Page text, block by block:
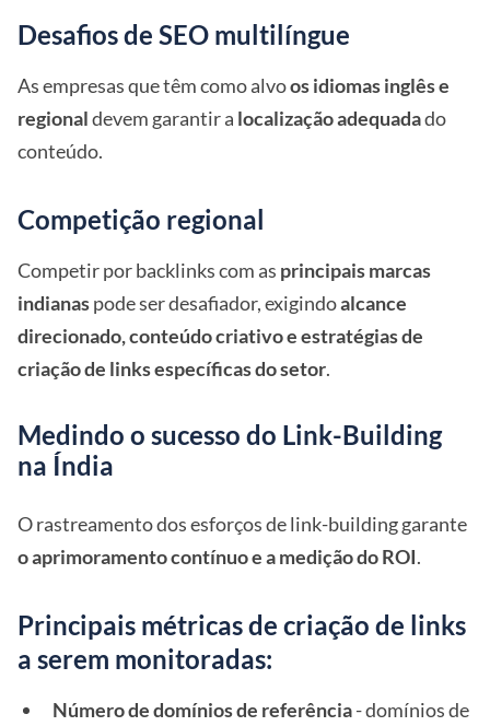
Desafios de SEO multilíngue
As empresas que têm como alvoos idiomas inglês e
regionaldevem garantir a localização adequadado
conteúdo.
Competição regional
Competir por backlinks com as principais marcas
indianaspode ser desafiador, exigindoalcance
direcionado, conteúdo criativo e estratégias de
criação de links específicas do setor.
Medindo o sucesso do Link-Building
na Índia
O rastreamento dos esforços de link-building garante
o aprimoramento contínuo e a medição do ROI.
Principais métricas de criação de links
a serem monitoradas:
Número de domínios de referência- domínios de